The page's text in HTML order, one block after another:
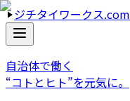
ジチタイワークス.com
自治体で働く
“コトとヒト”を元気に。